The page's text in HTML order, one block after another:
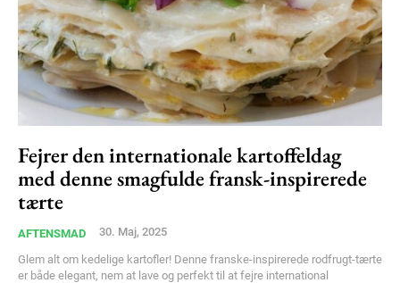
/ forever
Etiam est nibh, lobortis sit
Praesent euismod ac
Ut mollis pellentesque tortor
Nullam eu erat condimentum
Donec quis est ac felis
Orci varius natoque dolor
Fejrer den internationale kartoffeldag
med denne smagfulde fransk-inspirerede
tærte
AFTENSMAD 30. Maj, 2025
Glem alt om kedelige kartofler! Denne franske-inspirerede rodfrugt-tærte
er både elegant, nem at lave og perfekt til at fejre international